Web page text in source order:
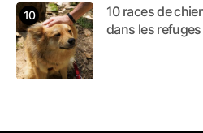
10 races de
dans les refuges